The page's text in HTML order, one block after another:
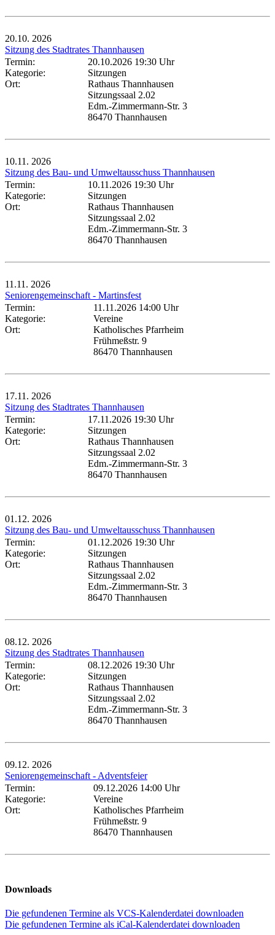
20.10. 2026
Sitzung des Stadtrates Thannhausen
Termin:
20.10.2026 19:30 Uhr
Kategorie:
Sitzungen
Ort:
Rathaus Thannhausen
Sitzungssaal 2.02
Edm.-Zimmermann-Str. 3
86470 Thannhausen
10.11. 2026
Sitzung des Bau- und Umweltausschuss Thannhausen
Termin:
10.11.2026 19:30 Uhr
Kategorie:
Sitzungen
Ort:
Rathaus Thannhausen
Sitzungssaal 2.02
Edm.-Zimmermann-Str. 3
86470 Thannhausen
11.11. 2026
Seniorengemeinschaft - Martinsfest
Termin:
11.11.2026 14:00 Uhr
Kategorie:
Vereine
Ort:
Katholisches Pfarrheim
Frühmeßstr. 9
86470 Thannhausen
17.11. 2026
Sitzung des Stadtrates Thannhausen
Termin:
17.11.2026 19:30 Uhr
Kategorie:
Sitzungen
Ort:
Rathaus Thannhausen
Sitzungssaal 2.02
Edm.-Zimmermann-Str. 3
86470 Thannhausen
01.12. 2026
Sitzung des Bau- und Umweltausschuss Thannhausen
Termin:
01.12.2026 19:30 Uhr
Kategorie:
Sitzungen
Ort:
Rathaus Thannhausen
Sitzungssaal 2.02
Edm.-Zimmermann-Str. 3
86470 Thannhausen
08.12. 2026
Sitzung des Stadtrates Thannhausen
Termin:
08.12.2026 19:30 Uhr
Kategorie:
Sitzungen
Ort:
Rathaus Thannhausen
Sitzungssaal 2.02
Edm.-Zimmermann-Str. 3
86470 Thannhausen
09.12. 2026
Seniorengemeinschaft - Adventsfeier
Termin:
09.12.2026 14:00 Uhr
Kategorie:
Vereine
Ort:
Katholisches Pfarrheim
Frühmeßstr. 9
86470 Thannhausen
Downloads
Die gefundenen Termine als VCS-Kalenderdatei downloaden
Die gefundenen Termine als iCal-Kalenderdatei downloaden